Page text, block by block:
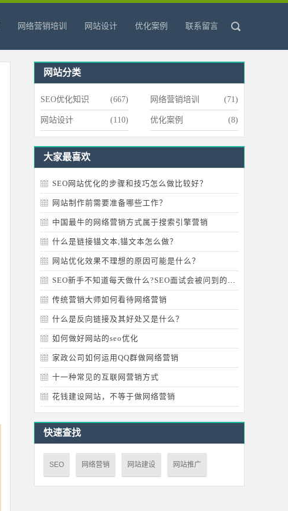
网络营销培训 网站设计 优化案例 联系留言
网站分类
SEO优化知识 (667) 网络营销培训 (71)
网站设计 (110) 优化案例 (8)
大家最喜欢
SEO网站优化的步骤和技巧怎么做比较好？
网站制作前需要准备哪些工作？
中国最牛的网络营销方式属于搜索引擎营销
什么是链接锚文本,锚文本怎么做？
网站优化效果不理想的原因可能是什么？
SEO新手不知道每天做什么?SEO面试会被问到的问题
传统营销大师如何看待网络营销
什么是反向链接及其好处又是什么？
如何做好网站的seo优化
家政公司如何运用QQ群做网络营销
十一种常见的互联网营销方式
花钱建设网站，不等于做网络营销
快速查找
SEO 网络营销 网站建设 网站推广